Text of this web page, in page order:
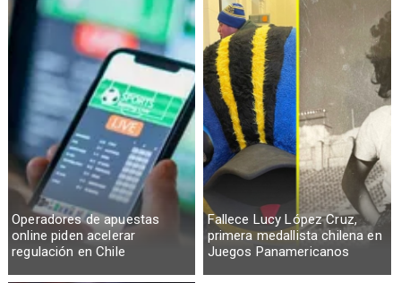
Operadores de apuestas
online piden acelerar
regulación en Chile
Fallece Lucy López Cruz,
primera medallista chilena en
Juegos Panamericanos